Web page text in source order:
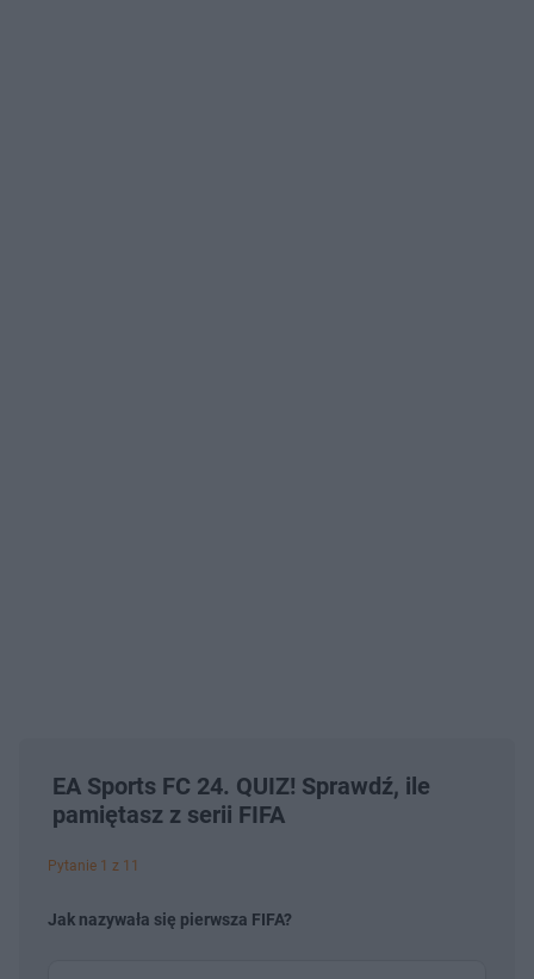
EA Sports FC 24. QUIZ! Sprawdź, ile
pamiętasz z serii FIFA
Pytanie 1 z 11
Jak nazywała się pierwsza FIFA?